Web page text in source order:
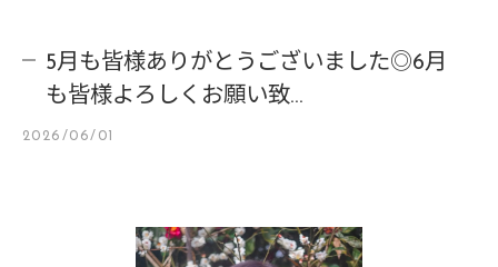
5月も皆様ありがとうございました◎6月
も皆様よろしくお願い致...
2026/06/01